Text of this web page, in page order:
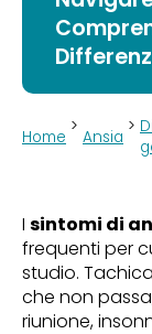
Home > Ansia >
I sintomi di
frequenti per
studio.
che non
riunione,